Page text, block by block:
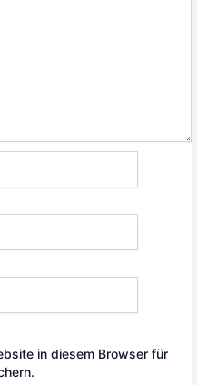
in diesem Browser für